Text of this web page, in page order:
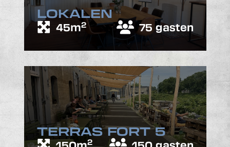
LOKALEN
45m2 75 gasten
TERRAS FORT 5
2